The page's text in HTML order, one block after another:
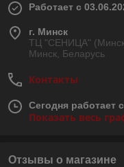
Работает с
г. Минск
ТЦ "СЕНИЦА"
Минск, Беларусь
Контакты
Сегодня работает
Показать весь
Отзывы о магазине